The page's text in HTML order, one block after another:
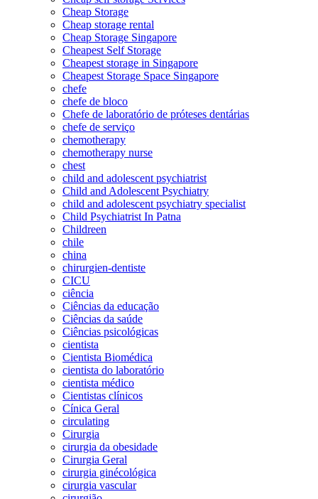
Cheap Storage
Cheap storage rental
Cheap Storage Singapore
Cheapest Self Storage
Cheapest storage in Singapore
Cheapest Storage Space Singapore
chefe
chefe de bloco
Chefe de laboratório de próteses dentárias
chefe de serviço
chemotherapy
chemotherapy nurse
chest
child and adolescent psychiatrist
Child and Adolescent Psychiatry
child and adolescent psychiatry specialist
Child Psychiatrist In Patna
Childreen
chile
china
chirurgien-dentiste
CICU
ciência
Ciências da educação
Ciências da saúde
Ciências psicológicas
cientista
Cientista Biomédica
cientista do laboratório
cientista médico
Cientistas clínicos
Cínica Geral
circulating
Cirurgia
cirurgia da obesidade
Cirurgia Geral
cirurgia ginécológica
cirurgia vascular